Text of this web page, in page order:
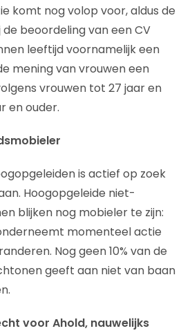
komt nog volop voor, aldus de
de beoordeling van een CV
leeftijd voornamelijk een
mening van vrouwen een
vrouwen tot 27 jaar en
en ouder.
is actief op zoek
Hoogopgeleide niet-
blijken nog mobieler te zijn:
momenteel actie
Nog geen 10% van de
geeft aan niet van baan
voor Ahold, nauwelijks